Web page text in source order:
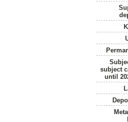
subject
until